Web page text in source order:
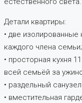
Детали квартиры:
• две
каждого члена семьи;
• просторная кухня
всей семьёй за
• раздельный
• вместительная